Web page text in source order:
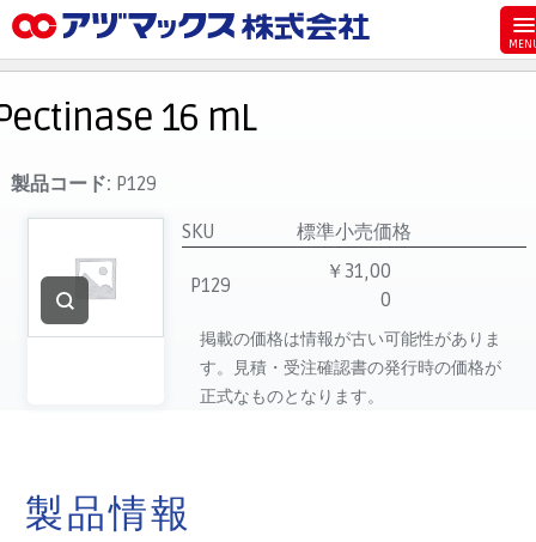
お気に入り
お買い物カゴ
ご注文
マイページ
主要取扱ブランド
16 mL
製品コード: P129
SKU
標準小売価格
P129
￥31,00
0
掲載の価格は情報が古い可能性がありま
す。見積・受注確認書の発行時の価格が
正式なものとなります。
製品情報